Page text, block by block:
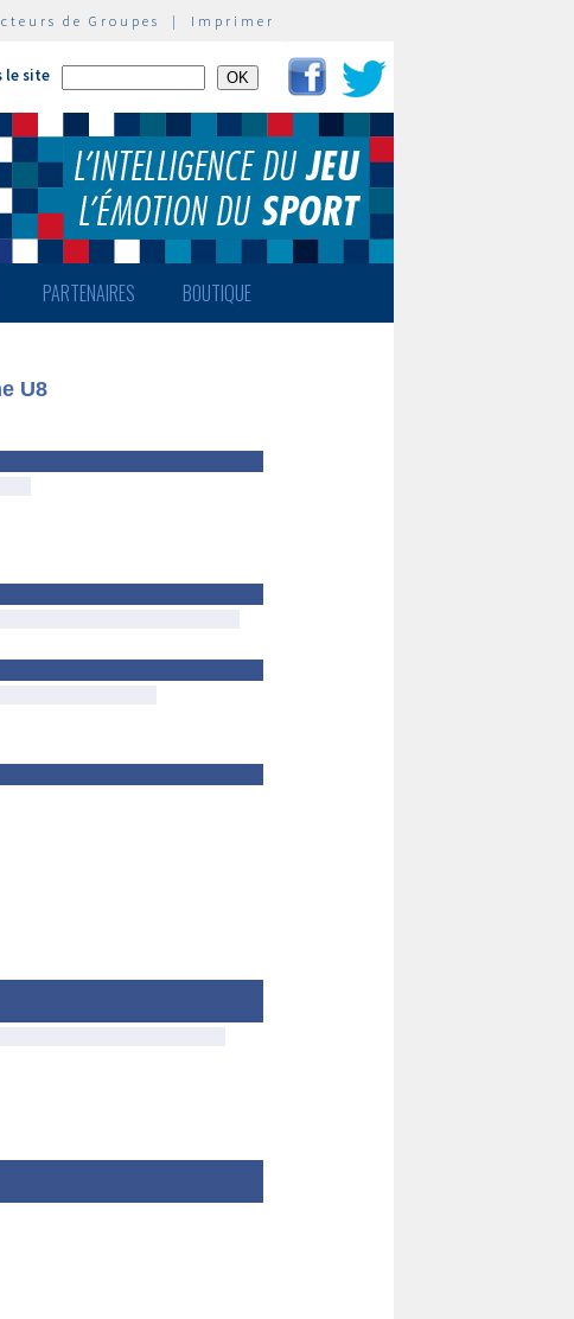
de Groupes | Imprimer
le site
PARTENAIRES BOUTIQUE
U8